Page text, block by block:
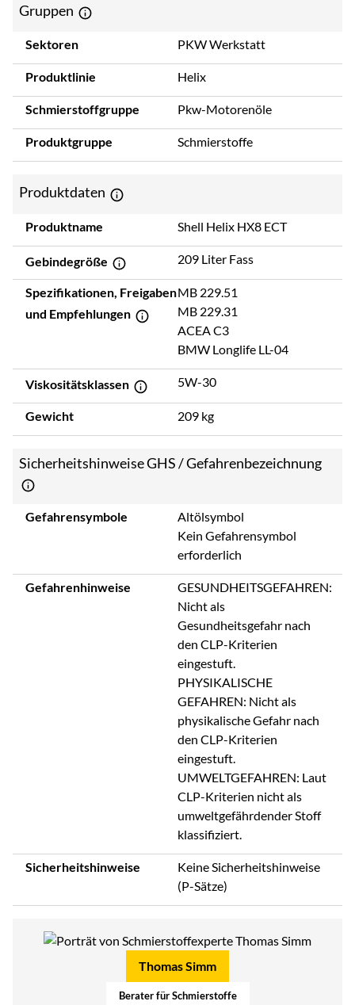
Gruppen
Sektoren PKW Werkstatt
Produktlinie Helix
Schmierstoffgruppe Pkw-Motorenöle
Produktgruppe Schmierstoffe
Produktdaten
Produktname Shell Helix HX8 ECT
Gebindegröße 209 Liter Fass
Spezifikationen, Freigaben
und Empfehlungen
MB 229.51
MB 229.31
ACEA C3
BMW Longlife LL-04
Viskositätsklassen 5W-30
Gewicht 209 kg
Sicherheitshinweise GHS / Gefahrenbezeichnung
Gefahrensymbole
Altölsymbol
Kein Gefahrensymbol
erforderlich
Gefahrenhinweise
GESUNDHEITSGEFAHREN:
Nicht als
Gesundheitsgefahr nach
den CLP-Kriterien
eingestuft.
PHYSIKALISCHE
GEFAHREN: Nicht als
physikalische Gefahr nach
den CLP-Kriterien
eingestuft.
UMWELTGEFAHREN: Laut
CLP-Kriterien nicht als
umweltgefährdender Stoff
klassifiziert.
Sicherheitshinweise
Keine Sicherheitshinweise
(P-Sätze)
Thomas Simm
Berater für Schmierstoffe